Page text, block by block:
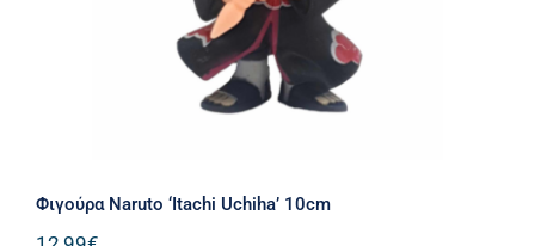
Φιγούρα Naruto ‘Itachi Uchiha’ 10cm